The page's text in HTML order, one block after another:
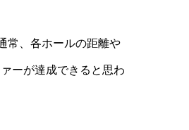
常、各ホールの距離や
ーが達成できると思わ